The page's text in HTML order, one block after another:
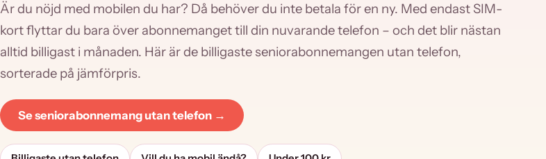
Är du nöjd med mobilen du har? Då behöver du inte betala för en ny. Med endast SIM-
kort flyttar du bara över abonnemanget till din nuvarande telefon – och det blir nästan
alltid billigast i månaden. Här är de billigaste seniorabonnemangen utan telefon,
sorterade på jämförpris.
Se seniorabonnemang utan telefon →